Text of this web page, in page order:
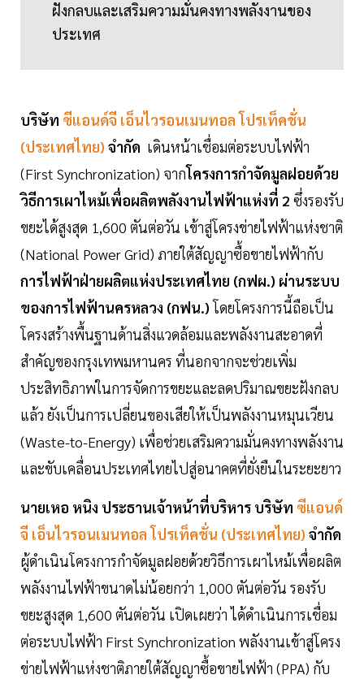
ฝังกลบและเสริมความมั่นคงทางพลังงานของ
ประเทศ
บริษัท ซีแอนด์จี เอ็นไวรอนเมนทอล โปรเท็คชั่น
(ประเทศไทย) จำกัด เดินหน้าเชื่อมต่อระบบไฟฟ้า
(First Synchronization) จากโครงการกำจัดมูลฝอยด้วย
วิธีการเผาไหม้เพื่อผลิตพลังงานไฟฟ้าแห่งที่ 2 ซึ่งรองรับ
ขยะได้สูงสุด 1,600 ตันต่อวัน เข้าสู่โครงข่ายไฟฟ้าแห่งชาติ
(National Power Grid) ภายใต้สัญญาซื้อขายไฟฟ้ากับ
การไฟฟ้าฝ่ายผลิตแห่งประเทศไทย (กฟผ.) ผ่านระบบ
ของการไฟฟ้านครหลวง (กฟน.)โดยโครงการนี้ถือเป็น
โครงสร้างพื้นฐานด้านสิ่งแวดล้อมและพลังงานสะอาดที่
สำคัญของกรุงเทพมหานคร ที่นอกจากจะช่วยเพิ่ม
ประสิทธิภาพในการจัดการขยะและลดปริมาณขยะฝังกลบ
แล้ว ยังเป็นการเปลี่ยนของเสียให้เป็นพลังงานหมุนเวียน
(Waste-to-Energy) เพื่อช่วยเสริมความมั่นคงทางพลังงาน
และขับเคลื่อนประเทศไทยไปสู่อนาคตที่ยั่งยืนในระยะยาว
นายเหอ หนิง ประธานเจ้าหน้าที่บริหาร บริษัท ซีแอนด์
จี เอ็นไวรอนเมนทอล โปรเท็คชั่น (ประเทศไทย) จำกัด
ผู้ดำเนินโครงการกำจัดมูลฝอยด้วยวิธีการเผาไหม้เพื่อผลิต
พลังงานไฟฟ้าขนาดไม่น้อยกว่า 1,000 ตันต่อวัน รองรับ
ขยะสูงสุด 1,600 ตันต่อวัน เปิดเผยว่า ได้ดำเนินการเชื่อม
ต่อระบบไฟฟ้า First Synchronization พลังงานเข้าสู่โครง
ข่ายไฟฟ้าแห่งชาติภายใต้สัญญาซื้อขายไฟฟ้า (PPA) กับ